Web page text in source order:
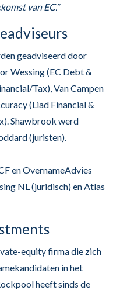
van EC.”
geadviseerd door
Wessing (EC Debt &
Tax), Van Campen
(Liad Financial &
Shawbrook werd
(juristen).
en OvernameAdvies
NL (juridisch) en Atlas
equity firma die zich
in het
heeft sinds de